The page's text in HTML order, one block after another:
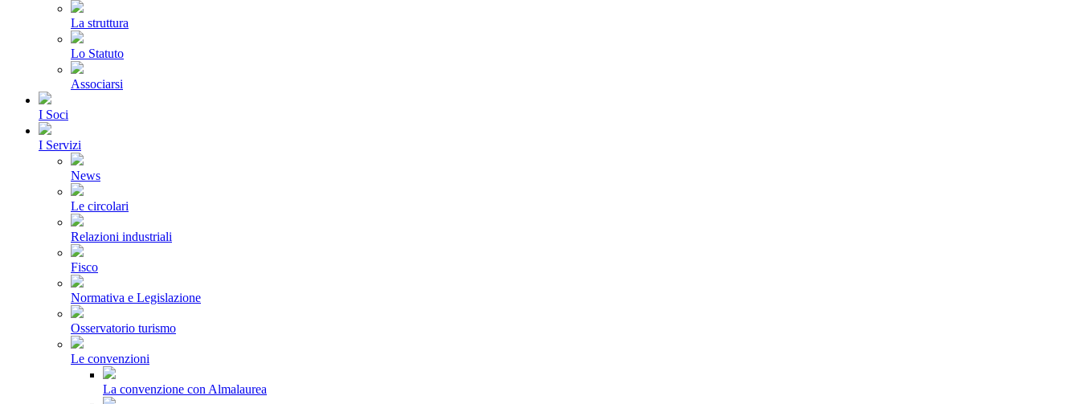
La struttura
Lo Statuto
Associarsi
I Soci
I Servizi
News
Le circolari
Relazioni industriali
Fisco
Normativa e Legislazione
Osservatorio turismo
Le convenzioni
La convenzione con Almalaurea